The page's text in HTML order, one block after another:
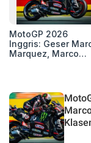
MotoGP 2026
Inggris: Geser
Marquez, Marco